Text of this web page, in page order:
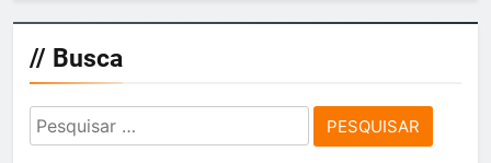
// Busca
Pesquisar
por: